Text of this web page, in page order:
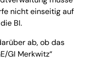
nicht einseitig auf
BI.
ab, ob das
GI Merkwitz“